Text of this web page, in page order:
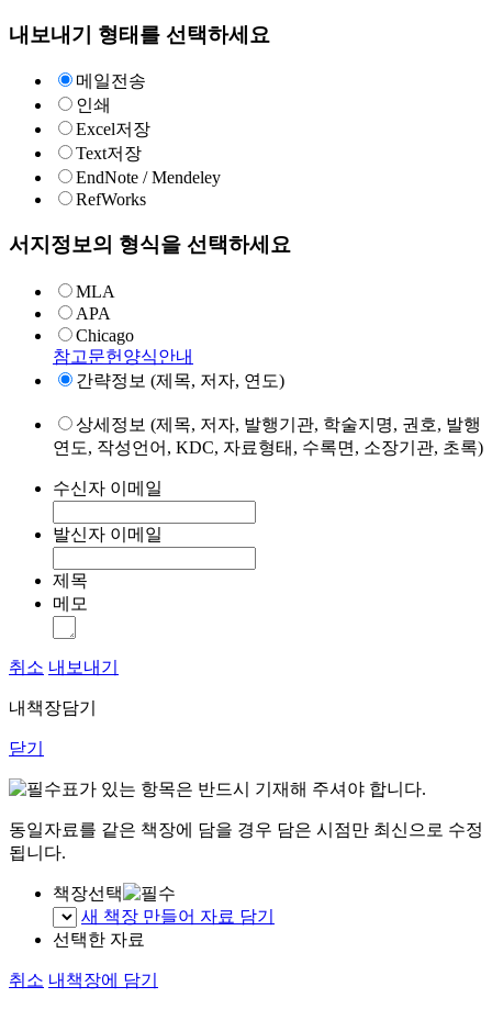
내보내기 형태를 선택하세요
메일전송
인쇄
Excel저장
Text저장
EndNote / Mendeley
RefWorks
서지정보의 형식을 선택하세요
MLA
APA
Chicago
참고문헌양식안내
간략정보 (제목, 저자, 연도)
상세정보 (제목, 저자, 발행기관, 학술지명, 권호, 발행
연도, 작성언어, KDC, 자료형태, 수록면, 소장기관, 초록)
수신자 이메일
발신자 이메일
제목
메모
취소 내보내기
내책장담기
닫기
표가 있는 항목은 반드시 기재해 주셔야 합니다.
동일자료를 같은 책장에 담을 경우 담은 시점만 최신으로 수정
됩니다.
책장선택
새 책장 만들어 자료 담기
선택한 자료
취소 내책장에 담기